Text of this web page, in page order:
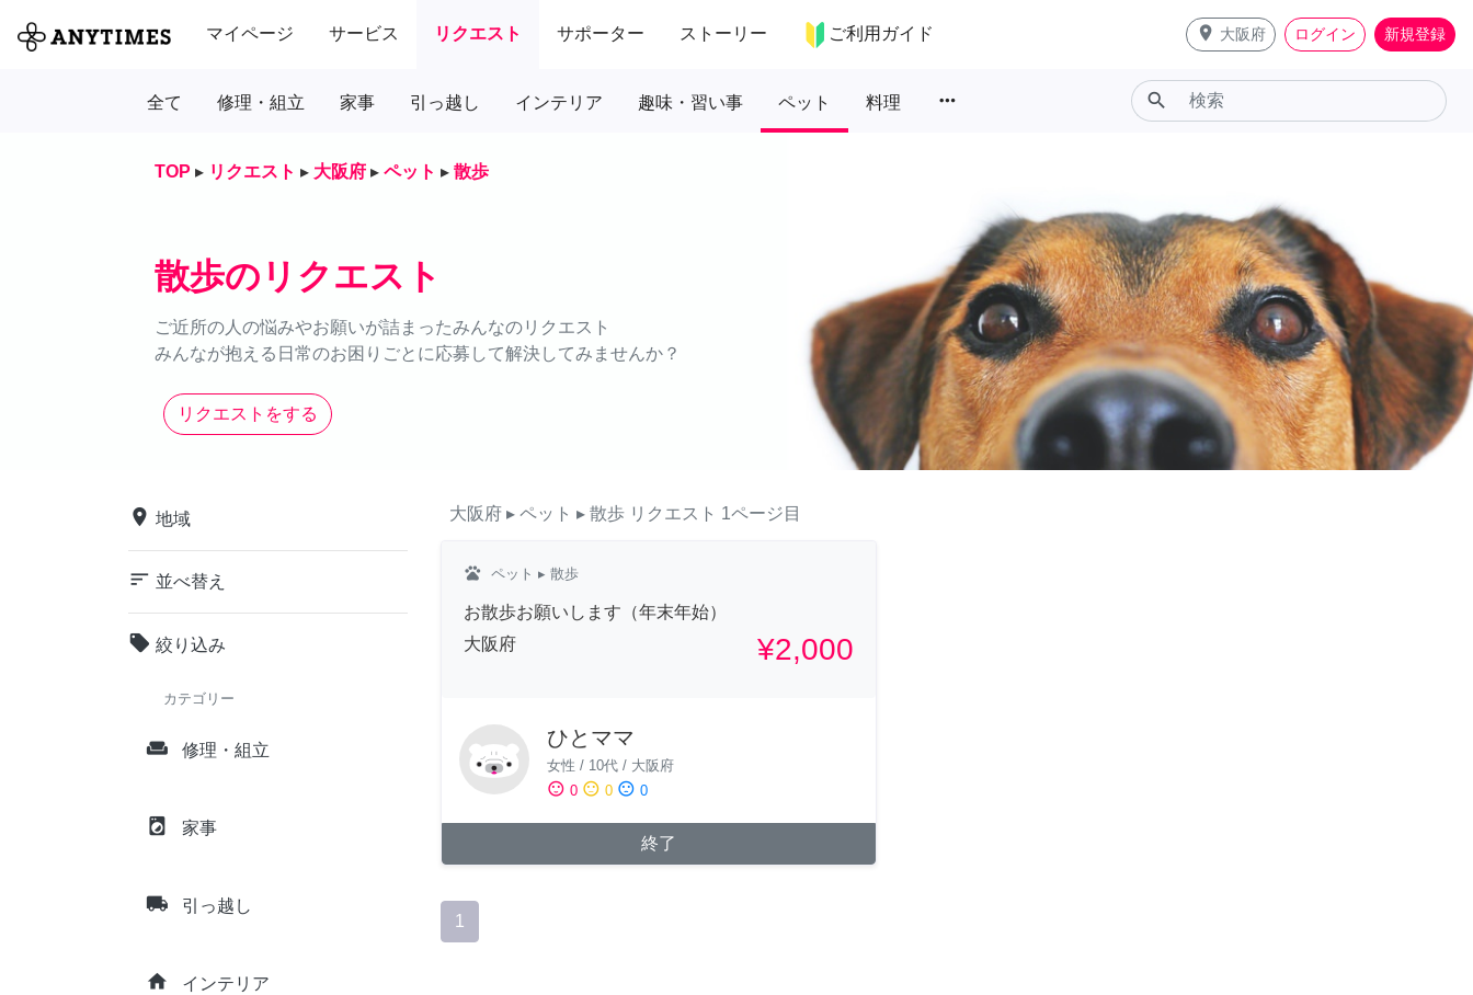
マイページ サービス リクエスト サポーター ストーリー ご利用ガイド place 大阪府 ログイン 新規登録
全て 修理・組立 家事 引っ越し インテリア 趣味・習い事 ペット 料理 more_horiz search
TOP ▸ リクエスト ▸ 大阪府 ▸ ペット ▸ 散歩
散歩のリクエスト
ご近所の人の悩みやお願いが詰まったみんなのリクエスト
みんなが抱える日常のお困りごとに応募して解決してみませんか？
リクエストをする
place 地域
sort 並べ替え
local_offer 絞り込み
カテゴリー
weekend 修理・組立
local_laundry_service 家事
local_shipping 引っ越し
home インテリア
大阪府 ▸ ペット ▸ 散歩 リクエスト 1ページ目
pets ペット ▸ 散歩
お散歩お願いします（年末年始）
大阪府
¥2,000
ひとママ
女性 / 10代 / 大阪府
sentiment_satisfied 0 sentiment_neutral 0 sentiment_dissatisfied 0
終了
1